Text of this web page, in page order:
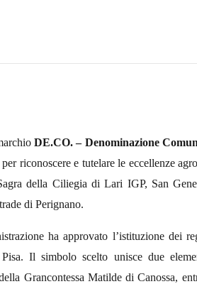
DE.CO. – Denominazione
riconoscere e tutelare le eccellenze
della Ciliegia di Lari IGP, San
di Perignano.
ha approvato l’istituzione dei
Il simbolo scelto unisce due
Grancontessa Matilde di Canossa,